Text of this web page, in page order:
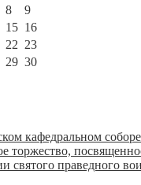
8
9
15 16
22 23
29 30